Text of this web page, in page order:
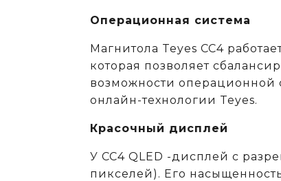
Операционная система
Магнитола Teyes CC4
которая позволяет
возможности операционной
онлайн-технологии Teyes.
Красочный дисплей
У CC4 QLED -дисплей с
пикселей). Его